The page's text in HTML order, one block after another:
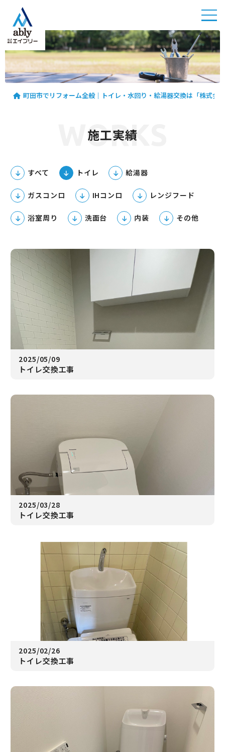
町田市
でリフ
ォーム
トイ
「株式
会社エ
イブリ
ー」
町田市でリフォーム全般｜トイレ・水回り・給湯器交換は「株式会
施工実績
WORKS
すべて トイレ 給湯器
ガスコンロ IHコンロ レンジフード
浴室周り 洗面台 内装 その他
2025/05/09
トイレ交換工事
2025/03/28
トイレ交換工事
2025/02/26
トイレ交換工事